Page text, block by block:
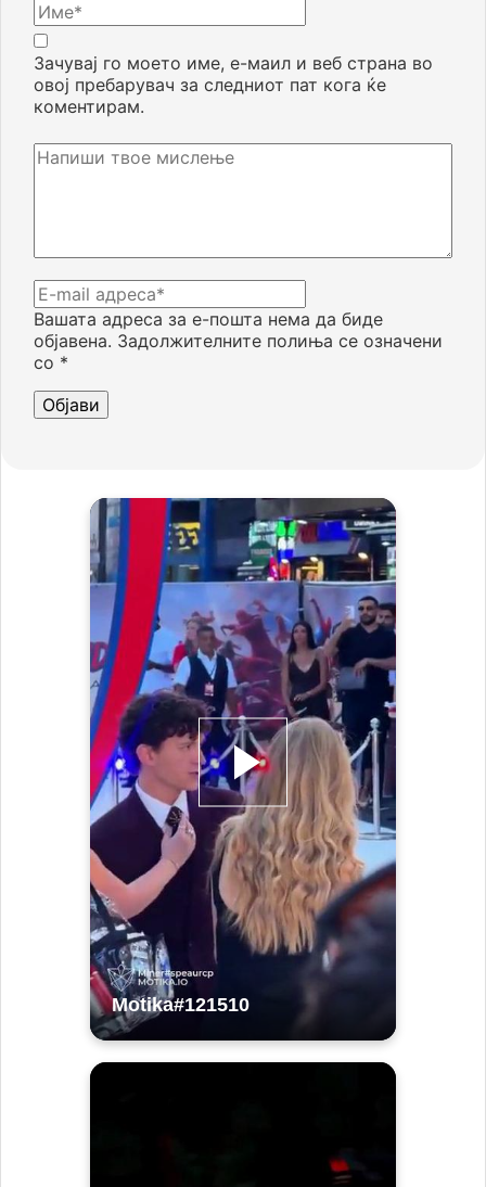
Вашата адреса за е-пошта нема да биде
објавена. Задолжителните полиња се означени
со *
Зачувај го моето име, е-маил и веб страна во
овој пребарувач за следниот пат кога ќе
коментирам.